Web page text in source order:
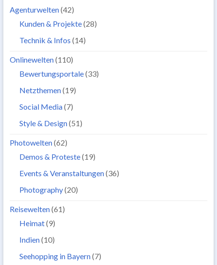
Agenturwelten(42)
Kunden & Projekte(28)
Technik & Infos (14)
Onlinewelten(110)
Bewertungsportale(33)
Netzthemen(19)
Social Media(7)
Style & Design(51)
Photowelten(62)
Demos & Proteste(19)
Events & Veranstaltungen(36)
Photography(20)
Reisewelten(61)
Heimat(9)
Indien(10)
Seehopping in Bayern(7)